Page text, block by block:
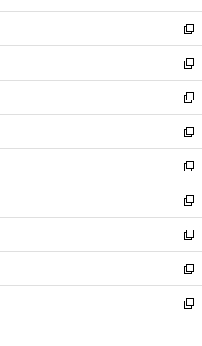
開
く
ウ
で
開
く
ン
ド
ウ
で
開
く
し
い
ウ
ィ
ン
ド
ウ
で
開
く
新
し
い
ウ
ィ
ン
ド
ウ
で
開
く
新
し
い
ウ
ィ
ン
ド
ウ
で
開
く
新
し
い
ウ
ィ
ン
ド
ウ
で
開
く
新
し
い
ウ
ィ
ン
ド
ウ
で
開
く
新
し
い
ウ
ィ
ン
ド
ウ
で
開
新
し
い
ウ
ィ
ン
ド
ウ
新
し
い
ウ
ィ
ン
新
し
い
ウ
新
し